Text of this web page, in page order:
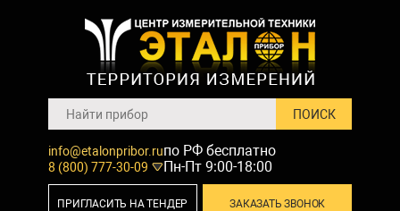
info@etalonpribor.ru
8 (800) 777-30-09
по РФ бесплатно
Пн-Пт 9:00-18:00
ЗАКАЗАТЬ ЗВОНОК
ПРИГЛАСИТЬ НА ТЕНДЕР